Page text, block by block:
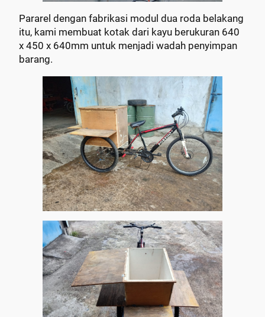
Pararel dengan fabrikasi modul dua roda belakang
itu, kami membuat kotak dari kayu berukuran 640
x 450 x 640mm untuk menjadi wadah penyimpan
barang.